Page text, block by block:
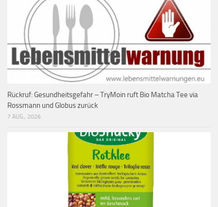
Rückruf: Gesundheitsgefahr – TryMoin ruft Bio Matcha Tee via
Rossmann und Globus zurück
7 AUG., 2026